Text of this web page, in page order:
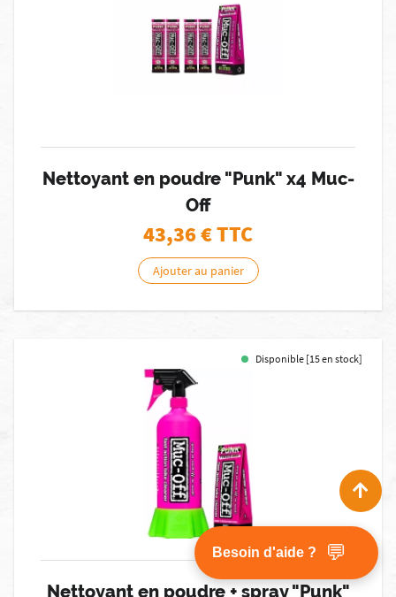
Nettoyant en poudre "Punk" x4 Muc-
Off
43,36€ TTC
Ajouter au panier
Disponible [15 en stock]
Nettoyant en poudre + spray "Punk"
Besoin d'aide ? 💬